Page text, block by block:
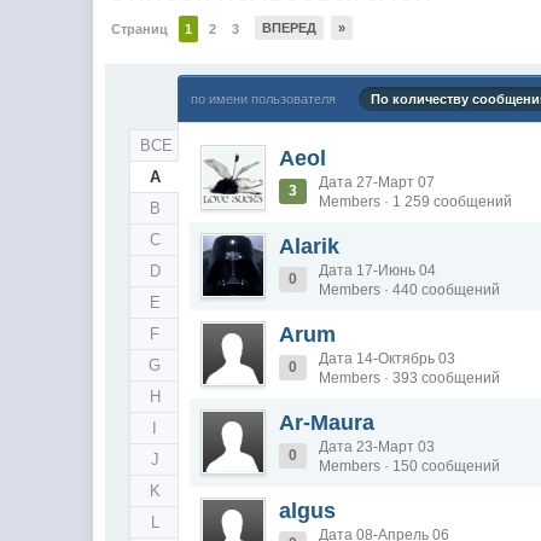
Страниц 1 2 3 ВПЕРЕД »
ВСЕ
A
B
C
D
E
F
G
H
J
K
L
по имени пользователя По количеству
Aeol
3
Дата 27-Март 07
Members · 1 259 сообщений
Alarik
0
Дата 17-Июнь 04
Members · 440 сообщений
Arum
0
Дата 14-Октябрь 03
Members · 393 сообщений
Ar-Maura
0
Дата 23-Март 03
Members · 150 сообщений
algus
Дата 08-Апрель 06